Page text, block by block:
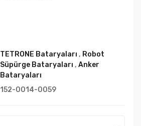
TETRONE Bataryaları, Robot
Süpürge Bataryaları ,Anker
Bataryaları
152-0014-0059